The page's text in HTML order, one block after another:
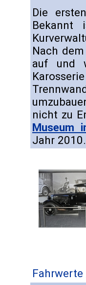
Die
Bekannt
Nach
auf und
nicht zu
Museum
Jahr 2010.